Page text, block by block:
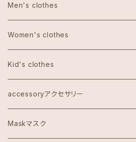
Anthoropologieアンソロポロジー
Bath&Body Worksバス＆ボディワークス
Calvin Klein カルバンクライン
COACHコーチ
Dawn to Earth ダウントゥーアース
tote bag トートバッグ
エコバッグ
Men's clothes
Women's clothes
Kid's clothes
accessoryアクセサリー
Maskマスク